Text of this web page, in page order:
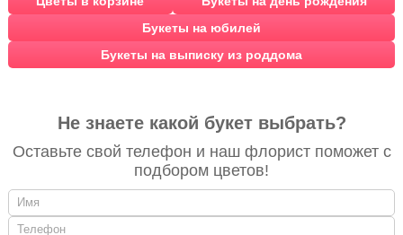
Букеты на юбилей
Букеты на выписку из роддома
Не знаете какой букет выбрать?
Оставьте свой телефон и наш флорист поможет с
подбором цветов!